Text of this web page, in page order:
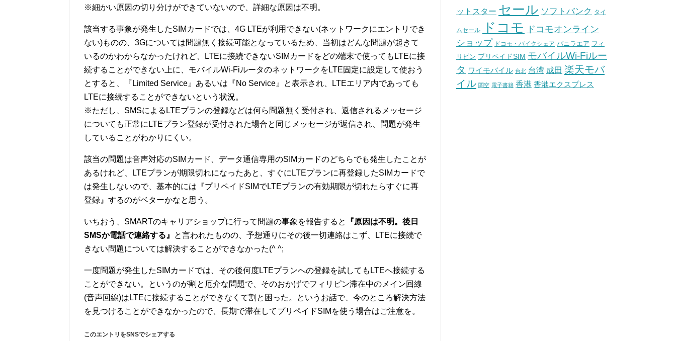
※細かい原因の切り分けができていないので、詳細な原因は不明。
該当する事象が発生したSIMカードでは、4G LTEが利用できない(ネットワークにエントリでき
ない)ものの、3Gについては問題無く接続可能となっているため、当初はどんな問題が起きて
いるのかわからなかったけれど、LTEに接続できないSIMカードをどの端末で使ってもLTEに接
続することができない上に、モバイルWi-FiルータのネットワークをLTE固定に設定して使おう
とすると、『Limited Service』あるいは『No Service』と表示され、LTEエリア内であっても
LTEに接続することができないという状況。
※ただし、SMSによるLTEプランの登録などは何ら問題無く受付され、返信されるメッセージ
についても正常にLTEプラン登録が受付された場合と同じメッセージが返信され、問題が発生
していることがわかりにくい。
該当の問題は音声対応のSIMカード、データ通信専用のSIMカードのどちらでも発生したことが
あるけれど、LTEプランが期限切れになったあと、すぐにLTEプランに再登録したSIMカードで
は発生しないので、基本的には『プリペイドSIMでLTEプランの有効期限が切れたらすぐに再
登録』するのがベターかなと思う。
いちおう、SMARTのキャリアショップに行って問題の事象を報告すると
『原因は不明。後日
SMSか電話で連絡する』
と言われたものの、予想通りにその後一切連絡はこず、LTEに接続で
きない問題については解決することができなかった(^ ^;
一度問題が発生したSIMカードでは、その後何度LTEプランへの登録を試してもLTEへ接続する
ことができない。というのが割と厄介な問題で、そのおかげでフィリピン滞在中のメイン回線
(音声回線)はLTEに接続することができなくて割と困った。というお話で、今のところ解決方法
を見つけることができなかったので、長期で滞在してプリペイドSIMを使う場合はご注意を。
このエントリをSNSでシェアする
ットスター セール ソフトバンク タイ
ムセール ドコモ
ドコモオンライン
ショップ ドコモ・バイクシェア バニラエア フィ
リピン プリペイドSIM モバイルWi-Fiルー
タ ワイモバイル 台北 台湾 成田 楽天モバ
イル 関空 電子書籍 香港 香港エクスプレス